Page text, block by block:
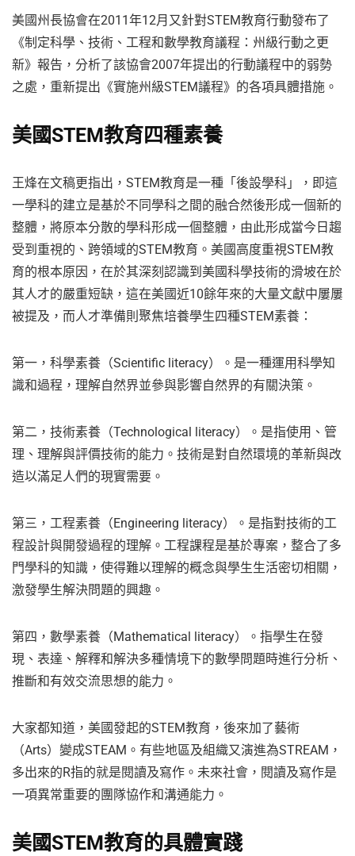
美國州長協會在2011年12月又針對STEM教育行動發布了
《制定科學、技術、工程和數學教育議程：州級行動之更
新》報告，分析了該協會2007年提出的行動議程中的弱勢
之處，重新提出《實施州級STEM議程》的各項具體措施。
美國STEM教育四種素養
王烽在文稿更指出，STEM教育是一種「後設學科」，即這
一學科的建立是基於不同學科之間的融合然後形成一個新的
整體，將原本分散的學科形成一個整體，由此形成當今日趨
受到重視的、跨領域的STEM教育。美國高度重視STEM教
育的根本原因，在於其深刻認識到美國科學技術的滑坡在於
其人才的嚴重短缺，這在美國近10餘年來的大量文獻中屢屢
被提及，而人才準備則聚焦培養學生四種STEM素養：
第一，科學素養（Scientific literacy）。是一種運用科學知
識和過程，理解自然界並參與影響自然界的有關決策。
第二，技術素養（Technological literacy）。是指使用、管
理、理解與評價技術的能力。技術是對自然環境的革新與改
造以滿足人們的現實需要。
第三，工程素養（Engineering literacy）。是指對技術的工
程設計與開發過程的理解。工程課程是基於專案，整合了多
門學科的知識，使得難以理解的概念與學生生活密切相關，
激發學生解決問題的興趣。
第四，數學素養（Mathematical literacy）。指學生在發
現、表達、解釋和解決多種情境下的數學問題時進行分析、
推斷和有效交流思想的能力。
大家都知道，美國發起的STEM教育，後來加了藝術
（Arts）變成STEAM。有些地區及組織又演進為STREAM，
多出來的R指的就是閱讀及寫作。未來社會，閱讀及寫作是
一項異常重要的團隊協作和溝通能力。
美國STEM教育的具體實踐